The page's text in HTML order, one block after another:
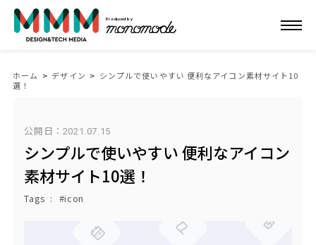
Produced by
ホーム > デザイン > シンプルで使いやすい 便利なアイコン素材サイト10
選！
公開日： 2021.07.15
シンプルで使いやすい 便利なアイコン
素材サイト10選！
Tags icon